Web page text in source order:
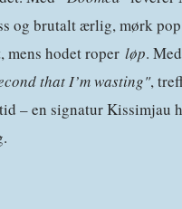
og brutalt ærlig, mørk
hodet roper løp.
that I’m wasting",
– en signatur Kissimjau